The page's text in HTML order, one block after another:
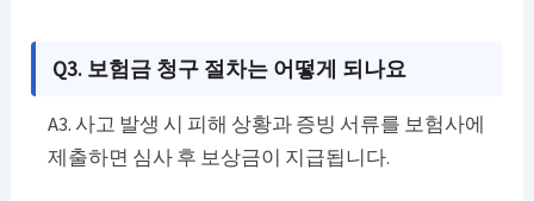
Q3. 보험금 청구 절차는 어떻게 되나요
A3. 사고 발생 시 피해 상황과 증빙 서류를 보험사에
제출하면 심사 후 보상금이 지급됩니다.